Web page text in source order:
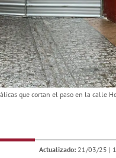
que cortan el paso en la calle
Actualizado: 21/03/25 |